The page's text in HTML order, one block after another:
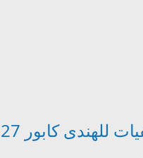
كابور 2027